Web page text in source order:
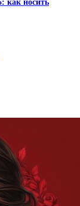
как носить